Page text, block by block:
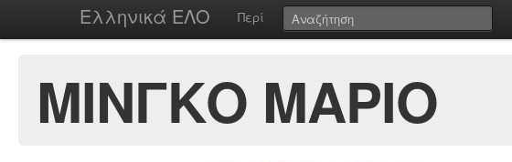
Ελληνικά ΕΛΟ Περί
ΜΙΝΓΚΟ ΜΑΡΙΟ